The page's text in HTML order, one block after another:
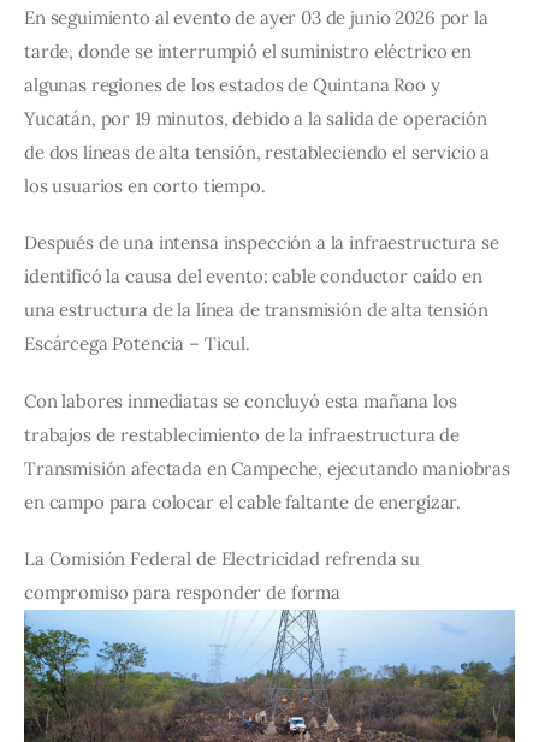
En seguimiento al evento de ayer 03 de junio 2026 por la
tarde, donde se interrumpió el suministro eléctrico en
algunas regiones de los estados de Quintana Roo y
Yucatán, por 19 minutos, debido a la salida de operación
de dos líneas de alta tensión, restableciendo el servicio a
los usuarios en corto tiempo.
Después de una intensa inspección a la infraestructura se
identificó la causa del evento: cable conductor caído en
una estructura de la línea de transmisión de alta tensión
Escárcega Potencia – Ticul.
Con labores inmediatas se concluyó esta mañana los
trabajos de restablecimiento de la infraestructura de
Transmisión afectada en Campeche, ejecutando maniobras
en campo para colocar el cable faltante de energizar.
La Comisión Federal de Electricidad refrenda su
compromiso para responder de forma